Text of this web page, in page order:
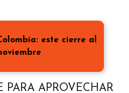
este cierre al
PARA APROVECHAR